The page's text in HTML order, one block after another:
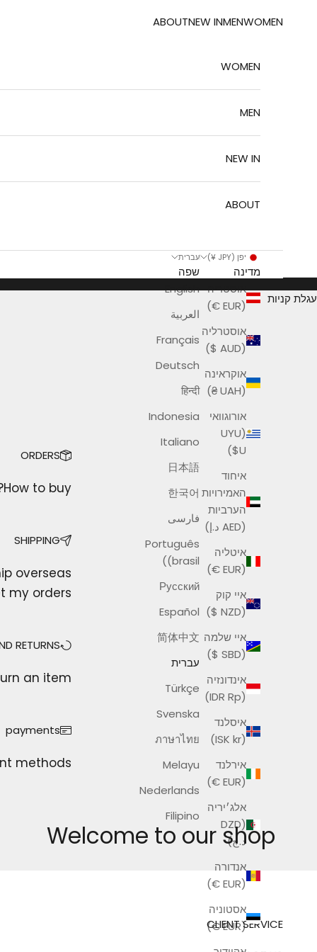
WOMEN
MEN
NEW IN
ABOUT
WOMEN
MEN
NEW IN
ABOUT
יפן (JPY ¥)
מדינה
אוסטריה
(EUR €)
אוסטרליה
(AUD $)
אוקראינה
(UAH ₴)
אורוגוואי
(UYU
$U)
איחוד
האמירויות
הערביות
(AED د.إ)
איטליה
(EUR €)
איי קוק
(NZD $)
איי שלמה
(SBD $)
אינדונזיה
(IDR Rp)
איסלנד
(ISK kr)
אירלנד
(EUR €)
אלג׳יריה
(DZD
د.ج)
אנדורה
(EUR €)
אסטוניה
(EUR €)
עברית
שפה
English
العربية
Français
Deutsch
हिन्दी
Indonesia
Italiano
日本語
한국어
فارسی
Português
(brasil)
Русский
Español
简体中文
עברית
Türkçe
Svenska
ภาษาไทย
Melayu
Nederlands
Filipino
עגלת קניות
ORDERS
How to buy?
SHIPPING
overseas?
orders?
RETURNS
an item?
payments
methods
Welcome to our shop
CLIENT SERVICE